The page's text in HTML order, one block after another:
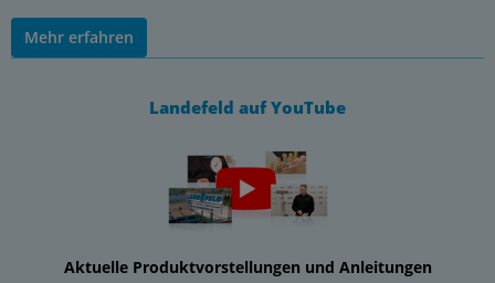
Mehr erfahren
Landefeld auf YouTube
Aktuelle Produktvorstellungen und Anleitungen